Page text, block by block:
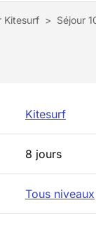
Kitesurf > Séjour
Kitesurf
8 jours
Tous niveaux